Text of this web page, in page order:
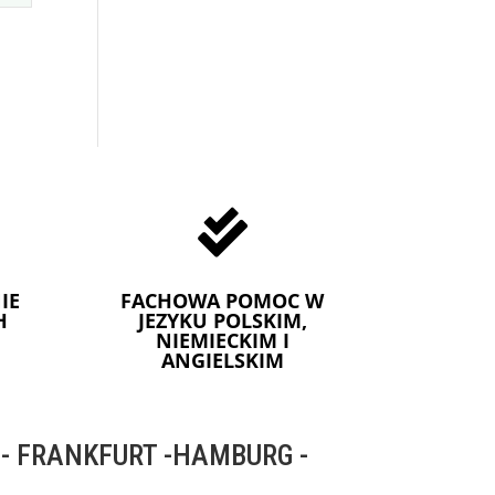

FACHOWA POMOC W
JEZYKU POLSKIM,
NIEMIECKIM I
ANGIELSKIM
FRANKFURT -HAMBURG -